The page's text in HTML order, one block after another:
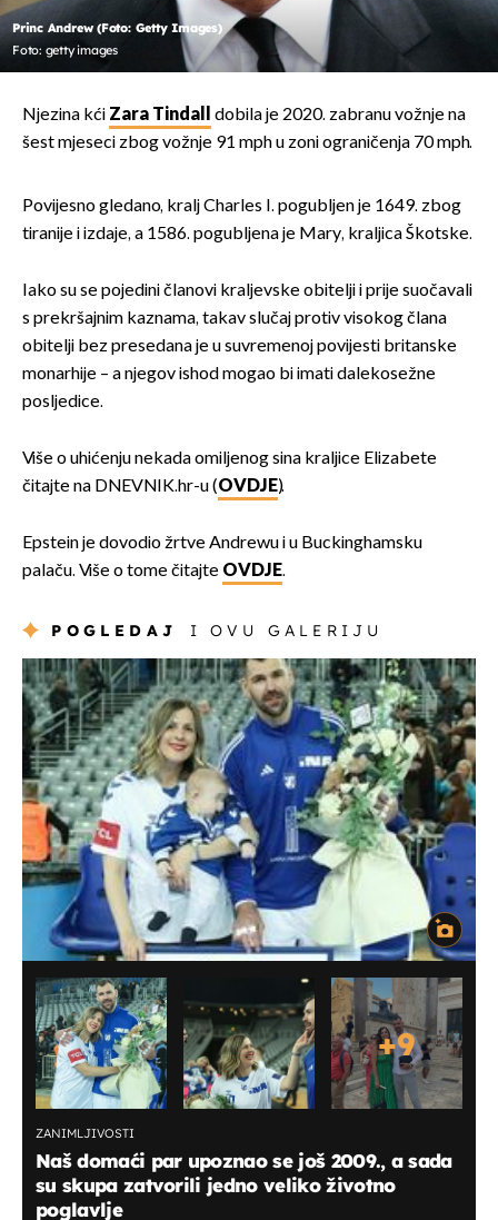
Princ Andrew (Foto: Getty Images)
Foto: getty images
Njezina kći Zara Tindall
dobila je 2020. zabranu vožnje na
šest mjeseci zbog vožnje 91 mph u zoni ograničenja 70 mph.
Povijesno gledano, kralj Charles I. pogubljen je 1649. zbog
tiranije i izdaje, a 1586. pogubljena je Mary, kraljica Škotske.
Iako su se pojedini članovi kraljevske obitelji i prije suočavali
s prekršajnim kaznama, takav slučaj protiv visokog člana
obitelji bez presedana je u suvremenoj povijesti britanske
monarhije – a njegov ishod mogao bi imati dalekosežne
posljedice.
Više o uhićenju nekada omiljenog sina kraljice Elizabete
čitajte na DNEVNIK.hr-u (OVDJE).
Epstein je dovodio žrtve Andrewu i u Buckinghamsku
palaču. Više o tome čitajte OVDJE.
POGLEDAJ I OVU GALERIJU
+9
ZANIMLJIVOSTI
Naš domaći par upoznao se još 2009., a sada
su skupa zatvorili jedno veliko životno
poglavlje